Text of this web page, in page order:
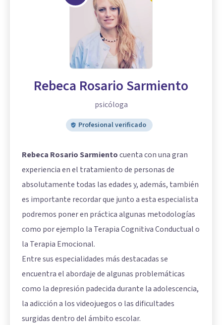
Rebeca Rosario Sarmiento
psicóloga
Profesional verificado
Rebeca Rosario Sarmientocuenta con una gran
experiencia en el tratamiento de personas de
absolutamente todas las edades y, además, también
es importante recordar que junto a esta especialista
podremos poner en práctica algunas metodologías
como por ejemplo la Terapia Cognitiva Conductual o
la Terapia Emocional.
Entre sus especialidades más destacadas se
encuentra el abordaje de algunas problemáticas
como la depresión padecida durante la adolescencia,
la adicción a los videojuegos o las dificultades
surgidas dentro del ámbito escolar.